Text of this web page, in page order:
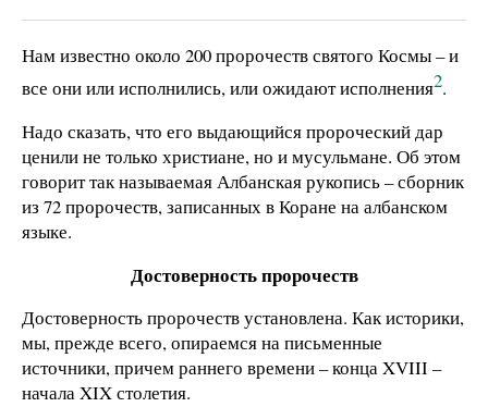
Нам известно около 200 пророчеств святого Космы – и
все они или исполнились, или ожидают исполнения2.
Надо сказать, что его выдающийся пророческий дар
ценили не только христиане, но и мусульмане. Об этом
говорит так называемая Албанская рукопись – сборник
из 72 пророчеств, записанных в Коране на албанском
языке.
Достоверность пророчеств
Достоверность пророчеств установлена. Как историки,
мы, прежде всего, опираемся на письменные
источники, причем раннего времени – конца XVIII –
начала XIX столетия.